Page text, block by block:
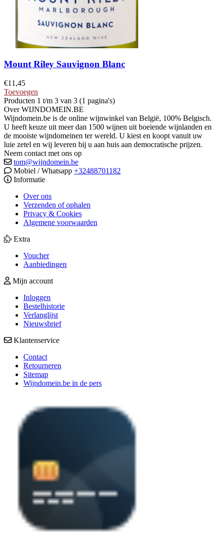
Mount Riley Sauvignon Blanc
€11,45
Toevoegen
Producten 1 t/m 3 van 3 (1 pagina's)
Over WIJNDOMEIN.BE
Wijndomein.be is de online wijnwinkel van België, 100% Belgisch.
U heeft keuze uit meer dan 1500 wijnen uit boeiende wijnlanden en
de mooiste wijndomeinen ter wereld. U kiest en koopt vanuit uw
luie zetel en wij leveren bij u aan huis aan democratische prijzen.
Neem contact met ons op
tom@wijndomein.be
Mobiel / Whatsapp +32488701182
Informatie
Over ons
Verzenden of ophalen
Privacy & Cookies
Algemene voorwaarden
Extra
Voucher
Aanbiedingen
Mijn account
Inloggen
Bestelhistorie
Verlanglijst
Nieuwsbrief
Klantenservice
Contact
Retourneren
Sitemap
Wijndomein.be in de pers